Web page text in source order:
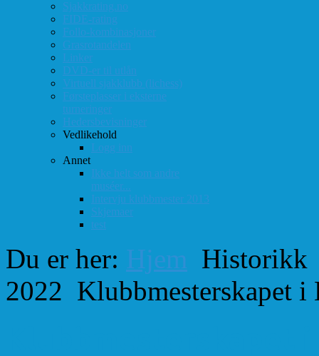
Sjakkrating.no
FIDE-rating
Follo-kombinasjoner
Grasrotandelen
Linker
DVD-er til utlån
Virtuell sjakklubb (lichess)
Førsteplasser i eksterne
turneringer
Hedersbevisninger
Vedlikehold
Logg inn
Annet
Ikke helt som andre
muséer...
Intervju klubbmester 2013
Skjemaer
test
Du er her: Hjem Historikk
2022 Klubbmesterskapet i